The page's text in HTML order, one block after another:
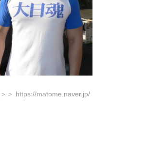
＞ https://matome.naver.jp/